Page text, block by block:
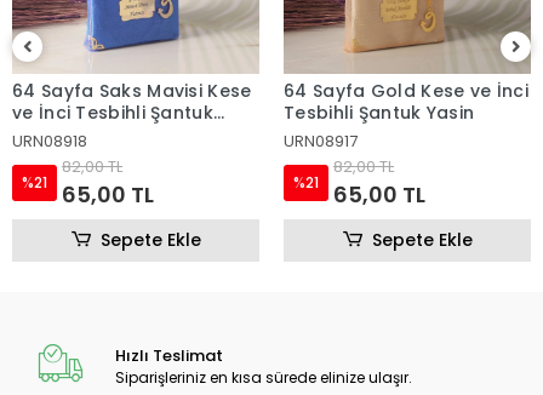
64 Sayfa Saks Mavisi Kese
ve İnci Tesbihli Şantuk
Yasin
URN08918
%21
82,00 TL
65,00 TL
Sepete Ekle
64 Sayfa Gold Kese ve İnci
Tesbihli Şantuk Yasin
URN08917
%21
82,00 TL
65,00 TL
Sepete Ekle
Hızlı Teslimat
Siparişleriniz en kısa sürede elinize ulaşır.